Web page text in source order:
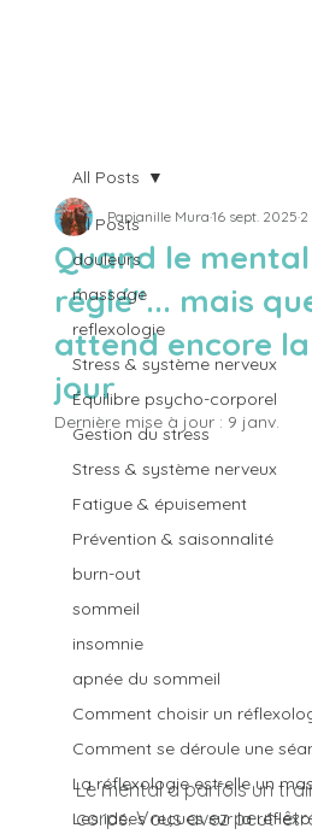
All Posts
douleurs
massage
reflexologie
Stress & système nerveux
Équilibre psycho-corporel
Gestion du stress
Stress & système nerveux
Fatigue & épuisement
Prévention & saisonnalité
burn-out
sommeil
insomnie
apnée du sommeil
Comment choisir un
Comment se déroule une
La réflexologie est-elle un
Les idées reçues sur la
All Posts
Quand le
réglé"... mais
attend encore
jour
Papianille Mura16 sept. 20252
Dernière mise à jour : 9 janv.
Le mental a parfois un
corps. Vous avez peut-